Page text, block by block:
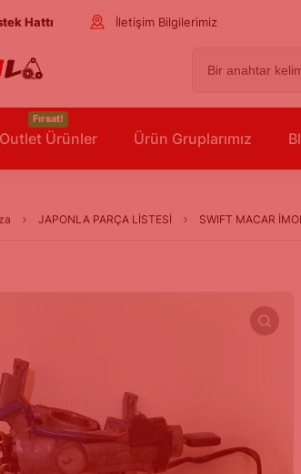
Hattı İletişim Bilgilerimiz
Outlet Ürünler
Fırsat!
Ürün Gruplarımız
JAPONLA PARÇA LİSTESİ SWIFT MACAR